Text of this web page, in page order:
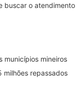
buscar o atendimento
municípios mineiros
milhões repassados